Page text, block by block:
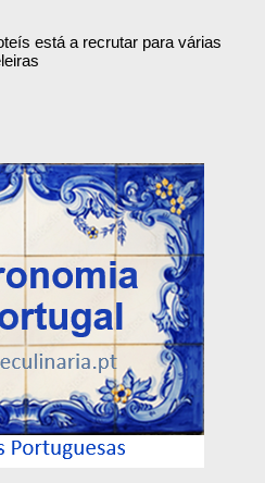
está a recrutar para várias